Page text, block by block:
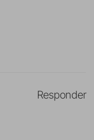
Responder